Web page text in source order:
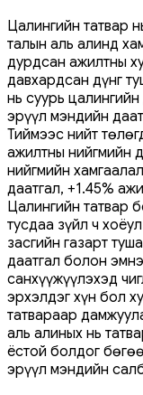
Цалингийн татвар
талын аль алинд
дурдсан ажилтны
давхардсан дүнг
нь суурь
эрүүл мэндийн
Тиймээс нийт
ажилтны нийгмийн
нийгмийн
даатгал, +1.45%
Цалингийн татвар
тусдаа зүйл ч
засгийн газарт
даатгал болон
санхүүжүүлэхэд
эрхэлдэг хүн бол
татвараар
аль алиных нь
ёстой болдог
эрүүл мэндийн